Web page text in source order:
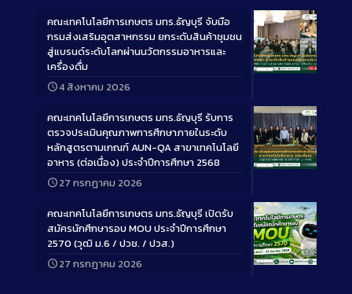
Long
คณะเทคโนโลยีการเกษตร มทร.ธัญบุรี จับมือ
กรมส่งเสริมอุตสาหกรรม ยกระดับสินค้าชุมชน
สู่แบรนด์ระดับโลกผ่านนวัตกรรมอาหารและ
เครื่องดื่ม
4 สิงหาคม 2026
Long
คณะเทคโนโลยีการเกษตร มทร.ธัญบุรี รับการ
ตรวจประเมินคุณภาพการศึกษาภายในระดับ
หลักสูตรตามเกณฑ์ AUN-QA สาขาเทคโนโลยี
อาหาร (ต่อเนื่อง) ประจำปีการศึกษา 2568
27 กรกฎาคม 2026
Long
คณะเทคโนโลยีการเกษตร มทร.ธัญบุรี เปิดรับ
สมัครนักศึกษารอบ MOU ประจำปีการศึกษา
2570 (วุฒิ ม.6 / ปวช. / ปวส.)
27 กรกฎาคม 2026